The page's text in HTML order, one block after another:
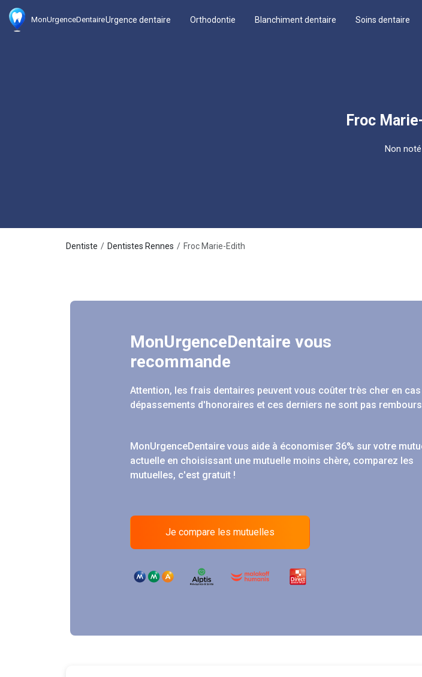
MonUrgenceDentaireUrgence dentaire Orthodontie Blanchiment dentaire Soins dentaire
Froc
Non noté
Dentiste Dentistes Rennes Froc Marie-Edith
MonUrgenceDentaire vous
recommande
Attention, les frais dentaires peuvent vous coûter très cher en
dépassements d'honoraires et ces derniers ne sont pas
MonUrgenceDentaire vous aide à économiser 36% sur votre
actuelle en choisissant une mutuelle moins chère, comparez les
mutuelles, c'est gratuit !
Je compare les mutuelles